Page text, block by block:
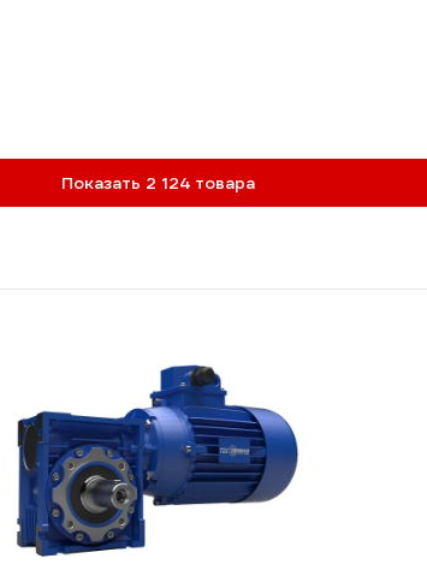
Показать 2 124 товара